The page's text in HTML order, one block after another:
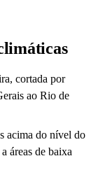
cortada por
ao Rio de
acima do nível do
áreas de baixa